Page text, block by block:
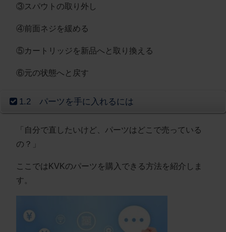
③スパウトの取り外し
④前面ネジを緩める
⑤カートリッジを新品へと取り換える
⑥元の状態へと戻す
1.2 パーツを手に入れるには
「自分で直したいけど、パーツはどこで売っている
の？」
ここではKVKのパーツを購入できる方法を紹介しま
す。